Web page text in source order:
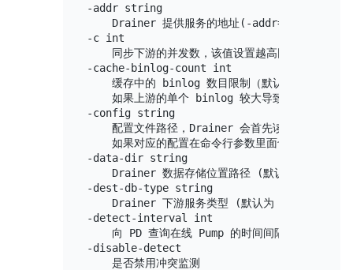
-addr string
    Drainer 提供服务的地址(-addr=
-c int
同步下游的并发数，该值设置越高同步的吞吐
-cache-binlog-count int
    缓存中的 binlog 数目限制（默认 8）
如果上游的单个 binlog 较大导致 Drainer 出
-config string
配置文件路径，Drainer 会首先读取配置文件的
如果对应的配置在命令行参数里面也存在，
-data-dir string
    Drainer 数据存储位置路径 (默认
-dest-db-type string
Drainer 下游服务类型 (默认为 mysql，支持
-detect-interval int
向 PD 查询在线 Pump 的时间间隔 (默认 10，
-disable-detect
    是否禁用冲突监测